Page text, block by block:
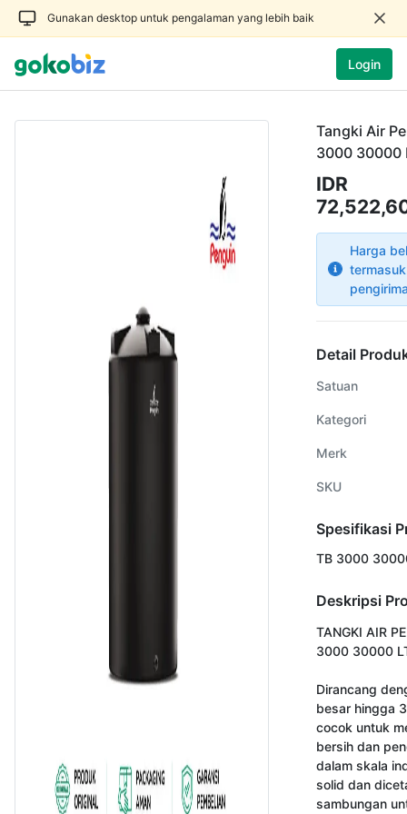
Gunakan desktop untuk pengalaman yang lebih baik
Login
Tangki Air
3000 30000
IDR
Harga
Detail
Satuan
Kategori
Merk
SKU
Spesifikasi
TB 3000
Deskripsi
TANGKI AIR
3000 30000
Dirancang
besar hingga
cocok untuk
bersih dan
dalam skala
solid dan
sambungan